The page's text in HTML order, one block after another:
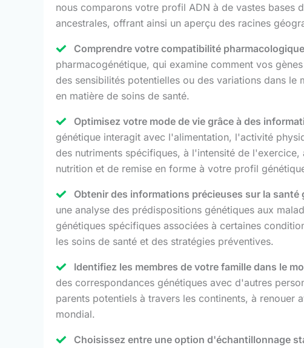
nous comparons votre profil ADN à de vastes bases
ancestrales, offrant ainsi un aperçu des racines
Comprendre votre compatibilité
pharmacogénétique, qui examine comment vos
des sensibilités potentielles ou des variations dans
en matière de soins de santé.
Optimisez votre mode de vie grâce à des
génétique interagit avec l'alimentation, l'activité
des nutriments spécifiques, à l'intensité de
nutrition et de remise en forme à votre profil
Obtenir des informations précieuses sur la
une analyse des prédispositions génétiques aux
génétiques spécifiques associées à certaines
les soins de santé et des stratégies préventives.
Identifiez les membres de votre famille dans le
des correspondances génétiques avec d'autres
parents potentiels à travers les continents, à
mondial.
Choisissez entre une option d'échantillonnage